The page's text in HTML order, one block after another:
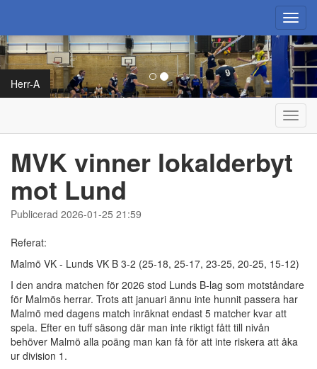
Herr-A
MVK vinner lokalderbyt
mot Lund
Publicerad 2026-01-25 21:59
Referat:
Malmö VK - Lunds VK B 3-2 (25-18, 25-17, 23-25, 20-25, 15-12)
I den andra matchen för 2026 stod Lunds B-lag som motståndare
för Malmös herrar. Trots att januari ännu inte hunnit passera har
Malmö med dagens match inräknat endast 5 matcher kvar att
spela. Efter en tuff säsong där man inte riktigt fått till nivån
behöver Malmö alla poäng man kan få för att inte riskera att åka
ur division 1.